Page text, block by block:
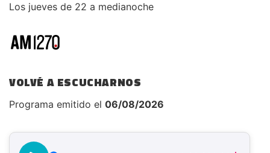
Los jueves de 22 a medianoche
VOLVÉ A ESCUCHARNOS
Programa emitido el 06/08/2026